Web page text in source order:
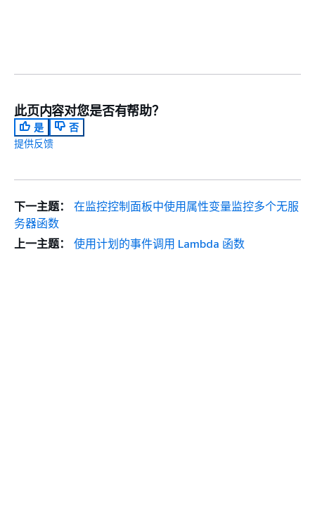
此页内容对您是否有帮助？
是
否
提供反馈
下一主题：
在监控控制面板中使用属性变量监控多个无服
务器函数
上一主题：
使用计划的事件调用 Lambda 函数